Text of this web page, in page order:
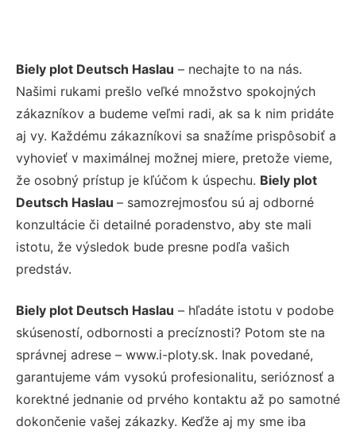
Biely plot Deutsch Haslau – nechajte to na nás.
Našimi rukami prešlo veľké množstvo spokojných
zákazníkov a budeme veľmi radi, ak sa k nim pridáte
aj vy. Každému zákazníkovi sa snažíme prispôsobiť a
vyhovieť v maximálnej možnej miere, pretože vieme,
že osobný prístup je kľúčom k úspechu. Biely plot
Deutsch Haslau – samozrejmosťou sú aj odborné
konzultácie či detailné poradenstvo, aby ste mali
istotu, že výsledok bude presne podľa vašich
predstáv.
Biely plot Deutsch Haslau – hľadáte istotu v podobe
skúseností, odbornosti a precíznosti? Potom ste na
správnej adrese – www.i-ploty.sk. Inak povedané,
garantujeme vám vysokú profesionalitu, serióznosť a
korektné jednanie od prvého kontaktu až po samotné
dokončenie vašej zákazky. Keďže aj my sme iba